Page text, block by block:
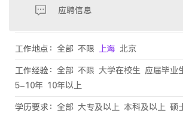
应聘信息
工作地点： 全部 不限 上海 北京
工作经验： 全部 不限 大学在校生 应届毕业
5-10年 10年以上
学历要求： 全部 大专及以上 本科及以上 硕